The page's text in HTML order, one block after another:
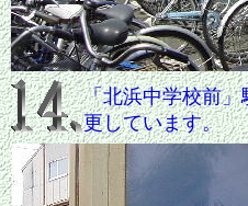
「北浜中学校前
更しています。